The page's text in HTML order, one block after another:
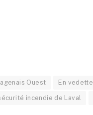
Ouest En vedette
incendie de Laval